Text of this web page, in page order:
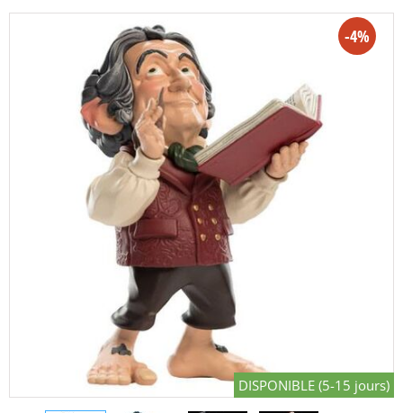
-4%
DISPONIBLE (5-15 jours)